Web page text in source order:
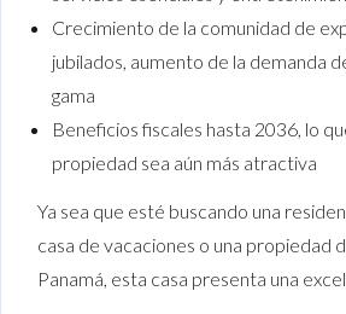
Crecimiento de la comunidad de
jubilados, aumento de la demanda
gama
Beneficios fiscales hasta 2036, lo
propiedad sea aún más atractiva
Ya sea que esté buscando una
casa de vacaciones o una propiedad
Panamá, esta casa presenta una